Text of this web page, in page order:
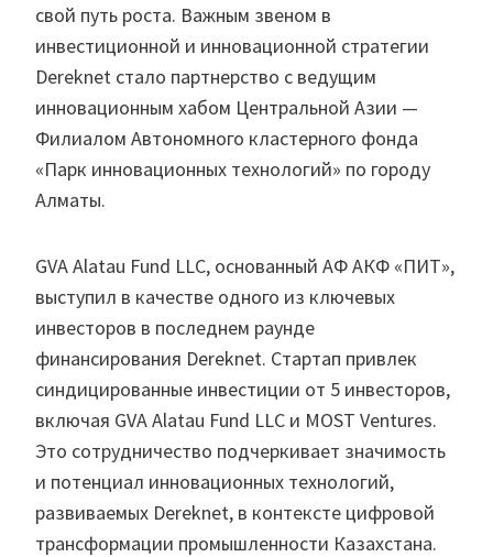
свой путь роста. Важным звеном в
инвестиционной и инновационной стратегии
Dereknet стало партнерство с ведущим
инновационным хабом Центральной Азии —
Филиалом Автономного кластерного фонда
«Парк инновационных технологий» по городу
Алматы.
GVA Alatau Fund LLC, основанный АФ АКФ «ПИТ»,
выступил в качестве одного из ключевых
инвесторов в последнем раунде
финансирования Dereknet. Стартап привлек
синдицированные инвестиции от 5 инвесторов,
включая GVA Alatau Fund LLC и MOST Ventures.
Это сотрудничество подчеркивает значимость
и потенциал инновационных технологий,
развиваемых Dereknet, в контексте цифровой
трансформации промышленности Казахстана.